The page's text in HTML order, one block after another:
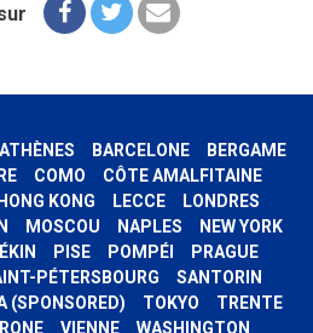
ATHÈNES BARCELONE
BERGAME
COMO
CÔTE AMALFITAINE
HONG KONG LECCE
LONDRES
MOSCOU NAPLES
NEW YORK
PISE POMPÉI
PRAGUE
PÉTERSBOURG
SANTORIN
(SPONSORED) TOKYO
TRENTE
VIENNE WASHINGTON